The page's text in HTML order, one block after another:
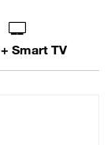
Smart TV
Fibre